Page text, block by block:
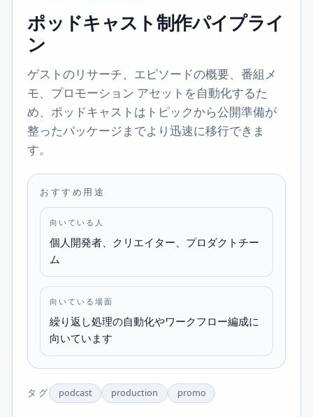
ポッドキャスト制作パイプライ
ン
ゲストのリサーチ、エピソードの概要、番組メ
モ、プロモーション アセットを自動化するた
め、ポッドキャストはトピックから公開準備が
整ったパッケージまでより迅速に移行できま
す。
おすすめ用途
向いている人
個人開発者、クリエイター、プロダクトチー
ム
向いている場面
繰り返し処理の自動化やワークフロー編成に
向いています
タグ podcast production promo